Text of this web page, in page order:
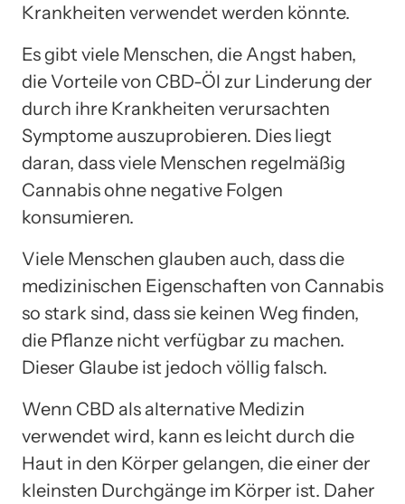
Krankheiten verwendet werden könnte.
Es gibt viele Menschen, die Angst haben,
die Vorteile von CBD-Öl zur Linderung der
durch ihre Krankheiten verursachten
Symptome auszuprobieren. Dies liegt
daran, dass viele Menschen regelmäßig
Cannabis ohne negative Folgen
konsumieren.
Viele Menschen glauben auch, dass die
medizinischen Eigenschaften von Cannabis
so stark sind, dass sie keinen Weg finden,
die Pflanze nicht verfügbar zu machen.
Dieser Glaube ist jedoch völlig falsch.
Wenn CBD als alternative Medizin
verwendet wird, kann es leicht durch die
Haut in den Körper gelangen, die einer der
kleinsten Durchgänge im Körper ist. Daher